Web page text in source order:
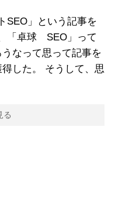
SEO」という記事を
「卓球 SEO」って
なって思って記事を
した。 そうして、思
る